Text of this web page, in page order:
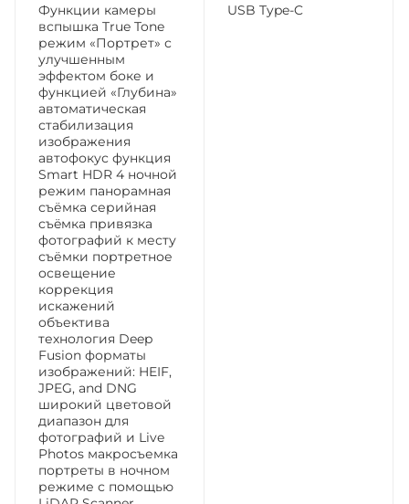
Функции камеры
вспышка True Tone
режим «Портрет» с
улучшенным
эффектом боке и
функцией «Глубина»
автоматическая
стабилизация
изображения
автофокус функция
Smart HDR 4 ночной
режим панорамная
съёмка серийная
съëмка привязка
фотографий к месту
съёмки портретное
освещение
коррекция
искажений
объектива
технология Deep
Fusion форматы
изображений: HEIF,
JPEG, and DNG
широкий цветовой
диапазон для
фотографий и Live
Photos макросъемка
портреты в ночном
режиме с помощью
USB Type-C